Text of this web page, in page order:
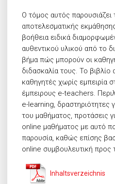
Ο τόμος αυτός παρουσιάζει
αποτελεσματικής
βοήθεια ειδικά
αυθεντικού υλικού από το
βήμα πώς μπορούν οι
διδασκαλία τους. Το
καθηγητές χωρίς εμπειρία
έμπειρους e-teachers.
e-learning, δραστηριότητες
του μαθήματος, προτάσεις
online μαθήματος με αυτό
παρουσία, καθώς επίσης
online συμβουλευτική προς
Inhaltsverzeichnis